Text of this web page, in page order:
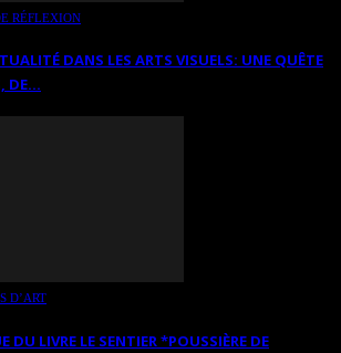
RÉFLEXION
DANS LES ARTS VISUELS: UNE QUÊTE
DE…
D’ART
DU LIVRE LE SENTIER *POUSSIÈRE DE